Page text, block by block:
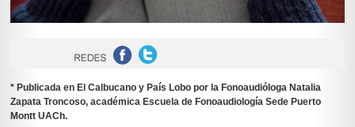
* Publicada en El Calbucano y País Lobo por la Fonoaudióloga Natalia
Zapata Troncoso, académica Escuela de Fonoaudiología Sede Puerto
Montt UACh.